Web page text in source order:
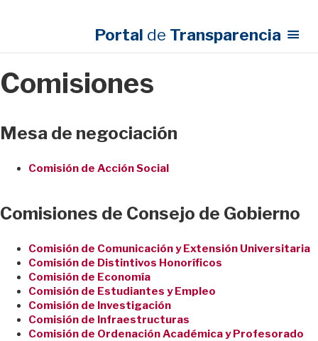
Portal de Transparencia
Comisiones
Mesa de negociación
Comisión de Acción Social
Comisiones de Consejo de Gobierno
Comisión de Comunicación y Extensión Universitaria
Comisión de Distintivos Honoríficos
Comisión de Economía
Comisión de Estudiantes y Empleo
Comisión de Investigación
Comisión de Infraestructuras
Comisión de Ordenación Académica y Profesorado